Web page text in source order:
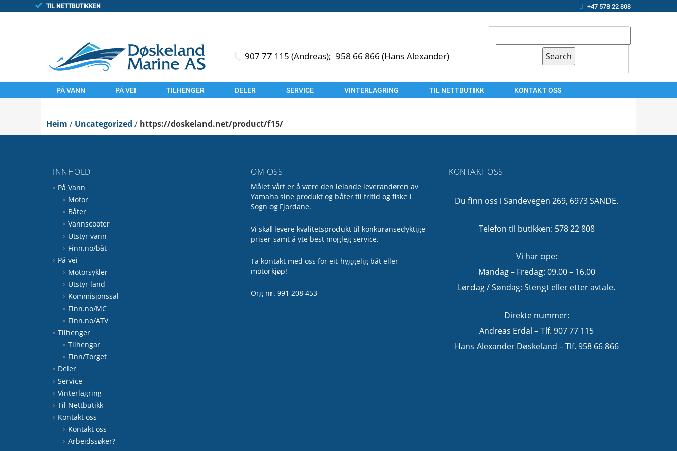
TIL NETTBUTIKKEN +47 578 22 808
907 77 115 (Andreas); 958 66 866 (Hans Alexander)
PÅ VANN
BÅTER
VANN
FINN.NO/BÅT
PÅ VEI
UTSTYR
TILHENGER
FINN/TORGET
DELER SERVICE VINTERLAGRING TIL NETTBUTIKK
KONTAKT OSS
FØLG
Heim / Uncategorized / https://doskeland.net/product/f15/
INNHOLD
På Vann
Motor
Båter
Vannscooter
Utstyr vann
Finn.no/båt
På vei
Motorsykler
Utstyr land
Kommisjonssal
Finn.no/MC
Finn.no/ATV
Tilhenger
Tilhengar
Finn/Torget
Deler
Service
Vinterlagring
Til Nettbutikk
Kontakt oss
Kontakt oss
Arbeidssøker?
OM OSS
Målet vårt er å være den leiande leverandøren av
Yamaha sine produkt og båter til fritid og fiske i
Sogn og Fjordane.
Vi skal levere kvalitetsprodukt til konkuransedyktige
priser samt å yte best mogleg service.
Ta kontakt med oss for eit hyggelig båt eller
motorkjøp!
Org nr. 991 208 453
KONTAKT OSS
Du finn oss i Sandevegen 269, 6973 SANDE.
Telefon til butikken: 578 22 808
Vi har ope:
Mandag – Fredag: 09.00 – 16.00
Lørdag / Søndag: Stengt eller etter avtale.
Direkte nummer:
Andreas Erdal – Tlf. 907 77 115
Hans Alexander Døskeland – Tlf. 958 66 866